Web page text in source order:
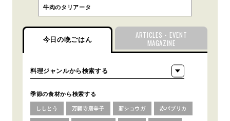
牛肉のタリアータ
今日の晩ごはん
ARTICLES・EVENT
MAGAZINE
季節の食材から検索する
ししとう 万願寺唐辛子 新ショウガ 赤パプリカ